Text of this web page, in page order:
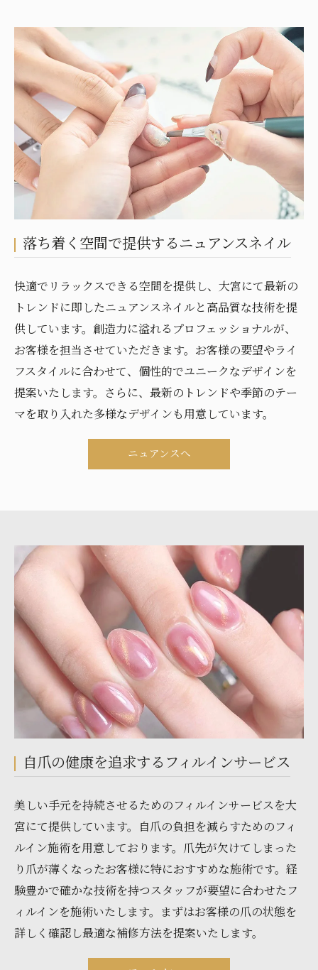
落ち着く空間で提供するニュアンスネイル
快適でリラックスできる空間を提供し、大宮にて最新の
トレンドに即したニュアンスネイルと高品質な技術を提
供しています。創造力に溢れるプロフェッショナルが、
お客様を担当させていただきます。お客様の要望やライ
フスタイルに合わせて、個性的でユニークなデザインを
提案いたします。さらに、最新のトレンドや季節のテー
マを取り入れた多様なデザインも用意しています。
ニュアンスへ
自爪の健康を追求するフィルインサービス
美しい手元を持続させるためのフィルインサービスを大
宮にて提供しています。自爪の負担を減らすためのフィ
ルイン施術を用意しております。爪先が欠けてしまった
り爪が薄くなったお客様に特におすすめな施術です。経
験豊かで確かな技術を持つスタッフが要望に合わせたフ
ィルインを施術いたします。まずはお客様の爪の状態を
詳しく確認し最適な補修方法を提案いたします。